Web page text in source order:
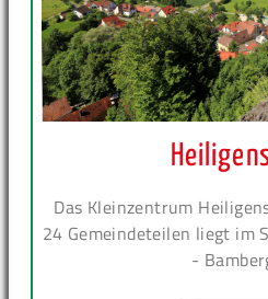
Das Kleinzentrum
24 Gemeindeteilen liegt im
-